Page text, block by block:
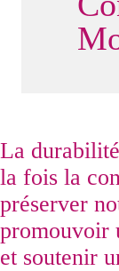
La
la fois la
préserver
promouvoir
et soutenir